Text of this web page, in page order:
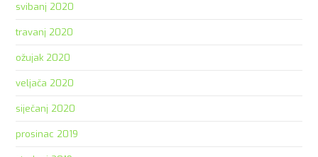
svibanj 2020
travanj 2020
ožujak 2020
veljača 2020
siječanj 2020
prosinac 2019